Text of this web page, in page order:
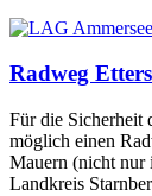
Radweg
Für die Sicherheit
möglich einen
Mauern (nicht nur
Landkreis